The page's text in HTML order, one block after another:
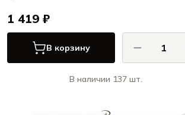
1 419 ₽
В корзину
В наличии 137 шт.